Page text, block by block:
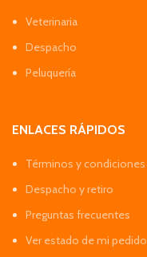
Veterinaria
Despacho
Peluquería
ENLACES RÁPIDOS
Términos y condiciones
Despacho y retiro
Preguntas frecuentes
Ver estado de mi pedido